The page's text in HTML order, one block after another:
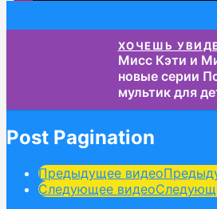
ХОЧЕШЬ
Мисс Кэти и
новые серии
мультик для
Post Pagination
Предыдущее видео
Следующее видео